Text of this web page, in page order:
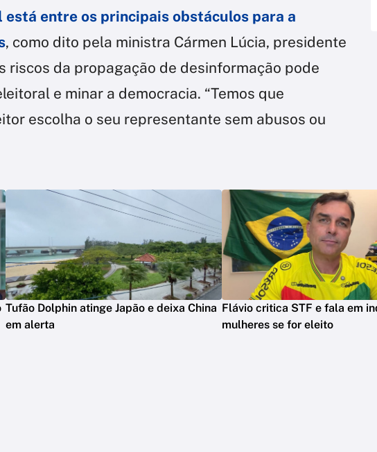
entre os principais obstáculos para a
, como dito pela ministra Cármen Lúcia, presidente
riscos da propagação de desinformação pode
e minar a democracia. “Temos que
escolha o seu representante sem abusos ou
Tufão Dolphin atinge Japão e deixa China
em alerta
Flávio critica STF e fala em
mulheres se for eleito